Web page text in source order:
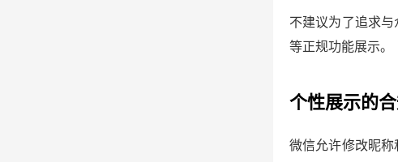
不建议为了追求
等正规功能展示。
个性展示的
微信允许修改昵